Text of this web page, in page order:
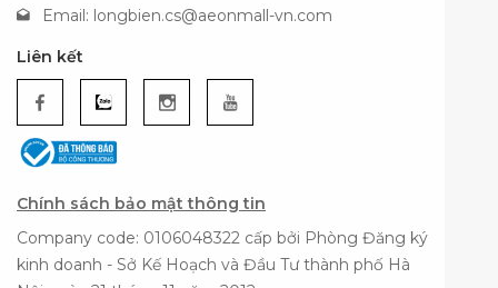
Email: longbien.cs@aeonmall-vn.com
Liên kết
Chính sách bảo mật thông tin
Company code: 0106048322 cấp bởi Phòng Đăng ký
kinh doanh - Sở Kế Hoạch và Đầu Tư thành phố Hà